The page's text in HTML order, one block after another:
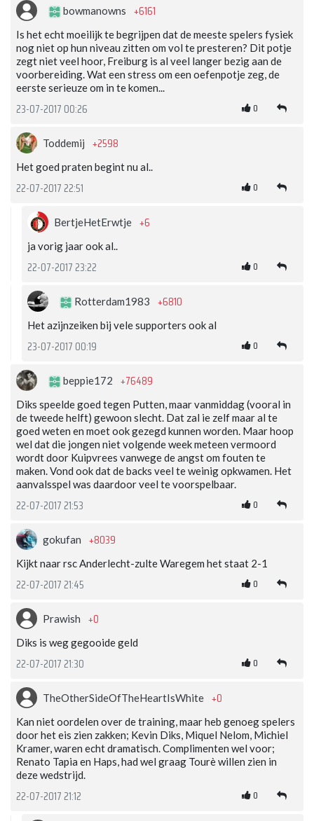
bowmanowns +6161
Is het echt moeilijk te begrijpen dat de meeste spelers fysiek
nog niet op hun niveau zitten om vol te presteren? Dit potje
zegt niet veel hoor, Freiburg is al veel langer bezig aan de
voorbereiding. Wat een stress om een oefenpotje zeg, de
eerste serieuze om in te komen...
23-07-2017 00:26 0
Toddemij +2598
Het goed praten begint nu al..
22-07-2017 22:51 0
BertjeHetErwtje +6
ja vorig jaar ook al..
22-07-2017 23:22 0
Rotterdam1983 +6810
Het azijnzeiken bij vele supporters ook al
23-07-2017 00:19 0
beppie172 +76489
Diks speelde goed tegen Putten, maar vanmiddag (vooral in
de tweede helft) gewoon slecht. Dat zal ie zelf maar al te
goed weten en moet ook gezegd kunnen worden. Maar hoop
wel dat die jongen niet volgende week meteen vermoord
wordt door Kuipvrees vanwege de angst om fouten te
maken. Vond ook dat de backs veel te weinig opkwamen. Het
aanvalsspel was daardoor veel te voorspelbaar.
22-07-2017 21:53 0
gokufan +8039
Kijkt naar rsc Anderlecht-zulte Waregem het staat 2-1
22-07-2017 21:45 0
Prawish +0
Diks is weg gegooide geld
22-07-2017 21:30 0
TheOtherSideOfTheHeartIsWhite +0
Kan niet oordelen over de training, maar heb genoeg spelers
door het eis zien zakken; Kevin Diks, Miquel Nelom, Michiel
Kramer, waren echt dramatisch. Complimenten wel voor;
Renato Tapia en Haps, had wel graag Tourè willen zien in
deze wedstrijd.
22-07-2017 21:12 0